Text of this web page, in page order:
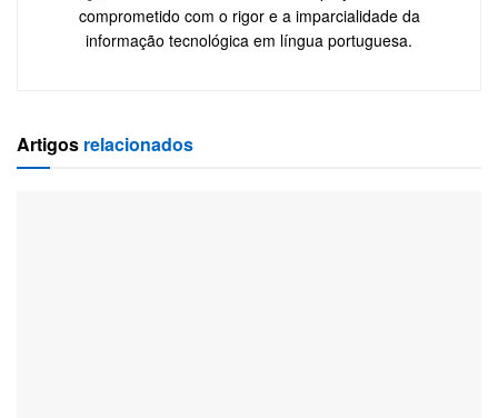
comprometido com o rigor e a imparcialidade da
informação tecnológica em língua portuguesa.
Artigos relacionados